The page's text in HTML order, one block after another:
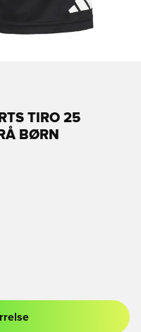
TIRO 25
BØRN
tilmelde dig som medlem